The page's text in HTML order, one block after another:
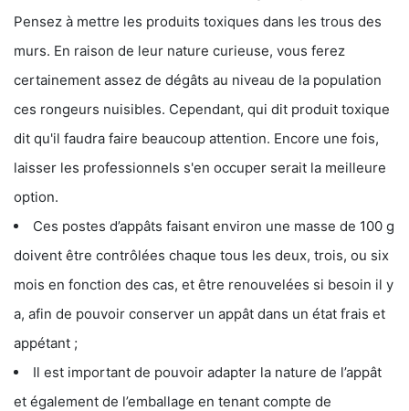
Pensez à mettre les produits toxiques dans les trous des
murs. En raison de leur nature curieuse, vous ferez
certainement assez de dégâts au niveau de la population
ces rongeurs nuisibles. Cependant, qui dit produit toxique
dit qu'il faudra faire beaucoup attention. Encore une fois,
laisser les professionnels s'en occuper serait la meilleure
option.
Ces postes d’appâts faisant environ une masse de 100 g
doivent être contrôlées chaque tous les deux, trois, ou six
mois en fonction des cas, et être renouvelées si besoin il y
a, afin de pouvoir conserver un appât dans un état frais et
appétant ;
Il est important de pouvoir adapter la nature de l’appât
et également de l’emballage en tenant compte de